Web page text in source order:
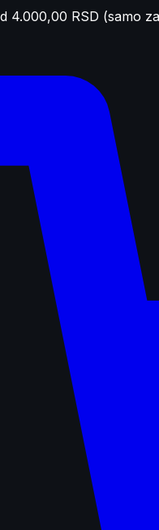
4.000,00 RSD (samo